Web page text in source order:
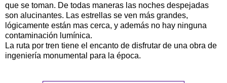
que se toman. De todas maneras las noches despejadas
son alucinantes. Las estrellas se ven más grandes,
lógicamente están mas cerca, y además no hay ninguna
contaminación lumínica.
La ruta por tren tiene el encanto de disfrutar de una obra de
ingeniería monumental para la época.